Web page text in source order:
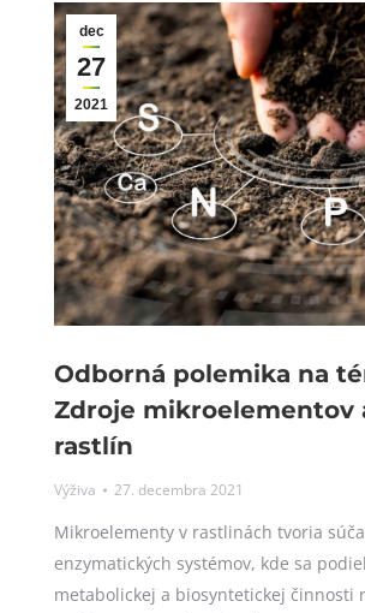
dec
27
2021
Odborná polemika na
Zdroje mikroelementov
rastlín
Výživa 27. decembra 2021
Mikroelementy v rastlinách tvoria
enzymatických systémov, kde sa
metabolickej a biosyntetickej činnosti